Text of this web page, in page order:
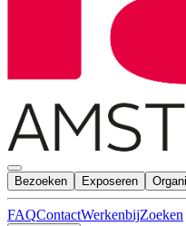
Bezoeken Exposeren
FAQContactWerkenbijZoeken